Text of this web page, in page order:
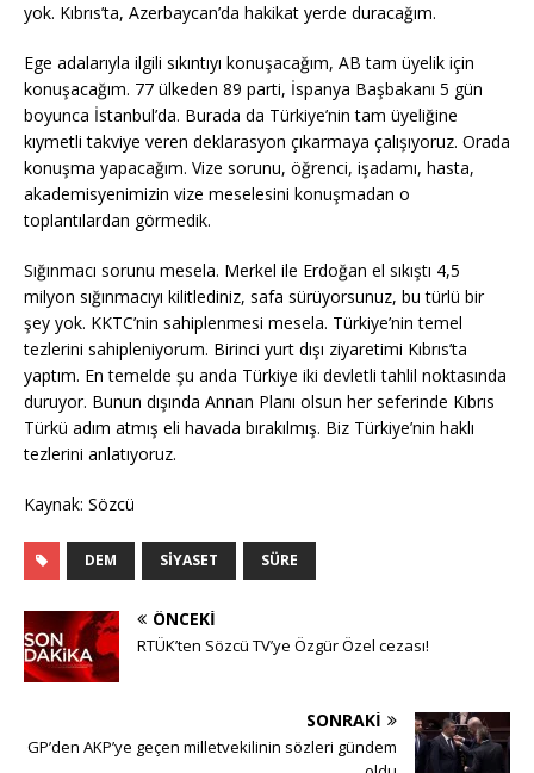
yok. Kıbrıs’ta, Azerbaycan’da hakikat yerde duracağım.
Ege adalarıyla ilgili sıkıntıyı konuşacağım, AB tam üyelik için
konuşacağım. 77 ülkeden 89 parti, İspanya Başbakanı 5 gün
boyunca İstanbul’da. Burada da Türkiye’nin tam üyeliğine
kıymetli takviye veren deklarasyon çıkarmaya çalışıyoruz. Orada
konuşma yapacağım. Vize sorunu, öğrenci, işadamı, hasta,
akademisyenimizin vize meselesini konuşmadan o
toplantılardan görmedik.
Sığınmacı sorunu mesela. Merkel ile Erdoğan el sıkıştı 4,5
milyon sığınmacıyı kilitlediniz, safa sürüyorsunuz, bu türlü bir
şey yok. KKTC’nin sahiplenmesi mesela. Türkiye’nin temel
tezlerini sahipleniyorum. Birinci yurt dışı ziyaretimi Kıbrıs’ta
yaptım. En temelde şu anda Türkiye iki devletli tahlil noktasında
duruyor. Bunun dışında Annan Planı olsun her seferinde Kıbrıs
Türkü adım atmış eli havada bırakılmış. Biz Türkiye’nin haklı
tezlerini anlatıyoruz.
Kaynak: Sözcü
DEM SIYASET SÜRE
ÖNCEKI
RTÜK’ten Sözcü TV’ye Özgür Özel cezası!
SONRAKI
GP’den AKP’ye geçen milletvekilinin sözleri gündem